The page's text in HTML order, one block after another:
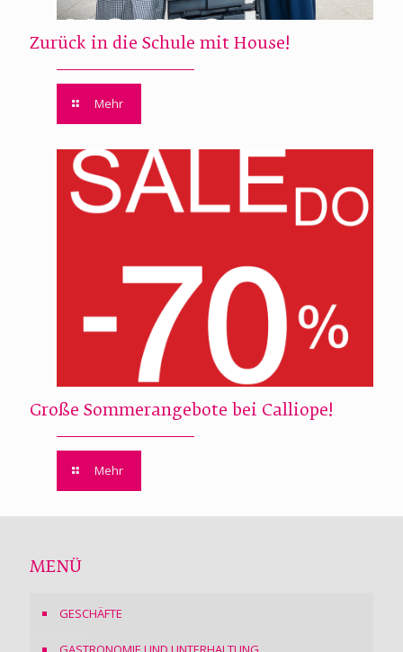
Zurück in die Schule mit House!
Mehr
Große Sommerangebote bei Calliope!
Mehr
MENÜ
GESCHÄFTE